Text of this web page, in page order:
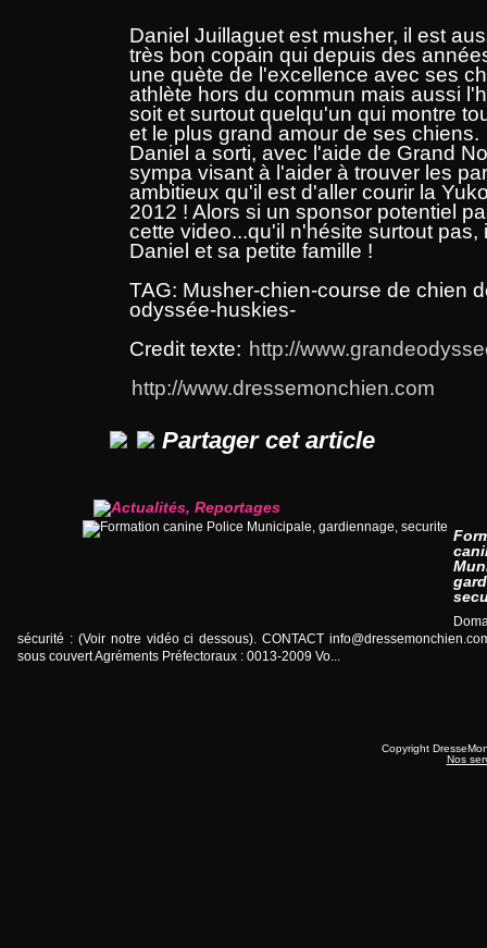
Daniel Juillaguet est musher, il est
très bon copain qui depuis des
une quète de l'excellence avec ses
athlète hors du commun mais aussi
soit et surtout quelqu'un qui montre
et le plus grand amour de ses chiens.
Daniel a sorti, avec l'aide de Grand
sympa visant à l'aider à trouver les
ambitieux qu'il est d'aller courir la
2012 ! Alors si un sponsor potentiel
cette video...qu'il n'hésite surtout
Daniel et sa petite famille !
TAG: Musher-chien-course de chien
odyssée-huskies-
Credit texte: http://
http://www.dressemonchien.com
Partager cet article
sécurité : (Voir notre vidéo ci dessous). CONTACT
sous couvert Agréments Préfectoraux : 0013-2009 Vo...
Copyright
Nos